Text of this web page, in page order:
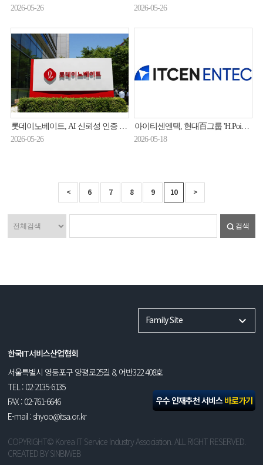
우수 인재추천 서비스바로가기
2026-05-26
2026-05-26
롯데이노베이트, AI 신뢰성 인증 확대…로봇 서비스 사업 힘 싣는다
2026-05-26
아이티센엔텍, 현대百그룹 'H.Point 앱 리뉴얼' 사업 수주
2026-05-18
< 6 7 8 9 10 >
검색
Family Site
한국IT서비스산업협회
서울특별시 영등포구 양평로25길 8, 어반322 408호
TEL : 02-2135-6135
FAX : 02-761-6646
E-mail : shyoo@itsa.or.kr
COPYRIGHT© Korea IT Service Industry Association. ALL RIGHT RESERVED.
CREATED BYSINBIWEB